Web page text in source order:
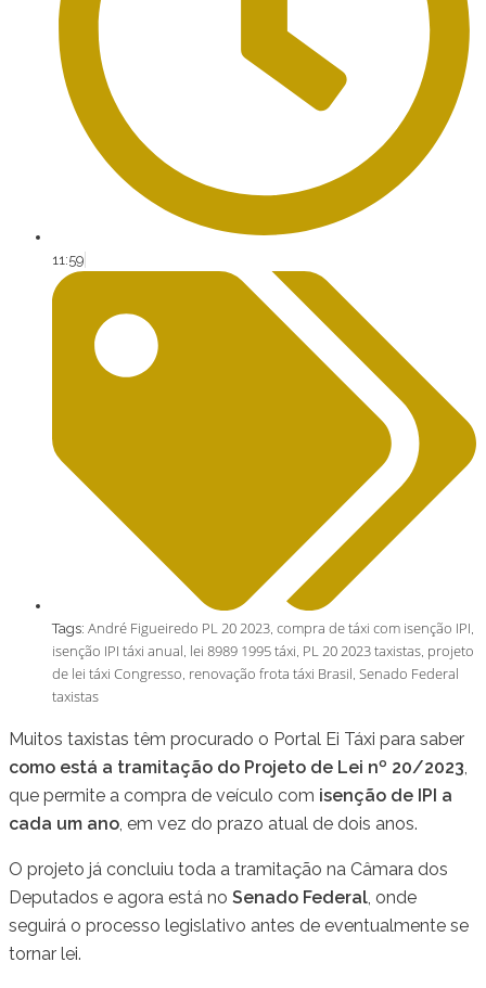
11:59
Tags: André Figueiredo PL 20 2023, compra de táxi com isenção IPI,
isenção IPI táxi anual, lei 8989 1995 táxi, PL 20 2023 taxistas, projeto
de lei táxi Congresso, renovação frota táxi Brasil, Senado Federal
taxistas
Muitos taxistas têm procurado o Portal Ei Táxi para saber
como está a tramitação do Projeto de Lei nº 20/2023,
que permite a compra de veículo com isenção de IPI a
cada um ano, em vez do prazo atual de dois anos.
O projeto já concluiu toda a tramitação na Câmara dos
Deputados e agora está no Senado Federal, onde
seguirá o processo legislativo antes de eventualmente se
tornar lei.